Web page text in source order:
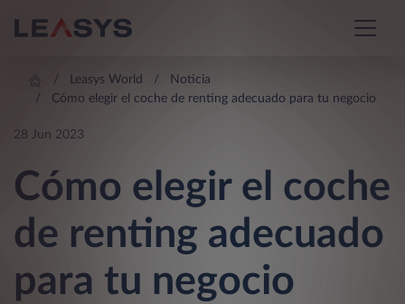
Leasys World
Noticia
Cómo elegir el coche de renting adecuado para tu negocio
28 Jun 2023
Cómo elegir el coche
de renting adecuado
para tu negocio